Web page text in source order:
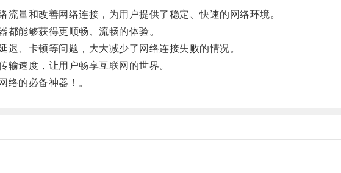
量和改善网络连接，为用户提供了稳定、快速的网络环境。
能够获得更顺畅、流畅的体验。
、卡顿等问题，大大减少了网络连接失败的情况。
速度，让用户畅享互联网的世界。
的必备神器！。